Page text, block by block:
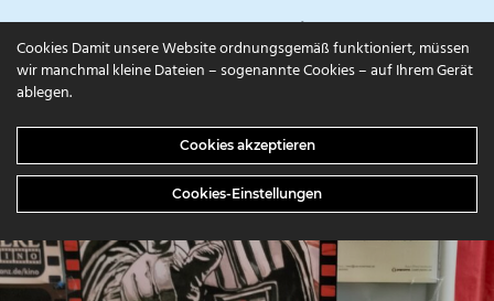
campuls.online
Cookies Damit unsere Website ordnungsgemäß funktioniert, müssen
wir manchmal kleine Dateien – sogenannte Cookies – auf Ihrem Gerät
ablegen.
Cookies akzeptieren
Cookies-Einstellungen